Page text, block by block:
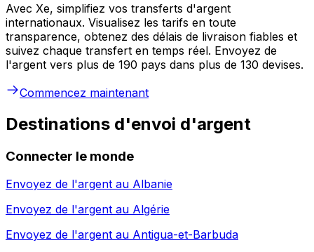
Avec Xe, simplifiez vos transferts d'argent
internationaux. Visualisez les tarifs en toute
transparence, obtenez des délais de livraison fiables et
suivez chaque transfert en temps réel. Envoyez de
l'argent vers plus de 190 pays dans plus de 130 devises.
Commencez maintenant
Destinations d'envoi d'argent
Connecter le monde
Envoyez de l'argent au Albanie
Envoyez de l'argent au Algérie
Envoyez de l'argent au Antigua-et-Barbuda